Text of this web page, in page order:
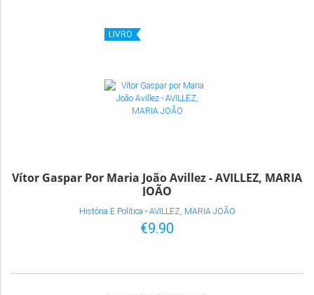
LIVRO
Vítor Gaspar Por Maria João Avillez - AVILLEZ, MARIA
JOÃO
História E Política - AVILLEZ, MARIA JOÃO
€9.90